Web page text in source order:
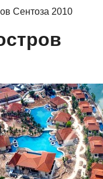
Сентоза 2010